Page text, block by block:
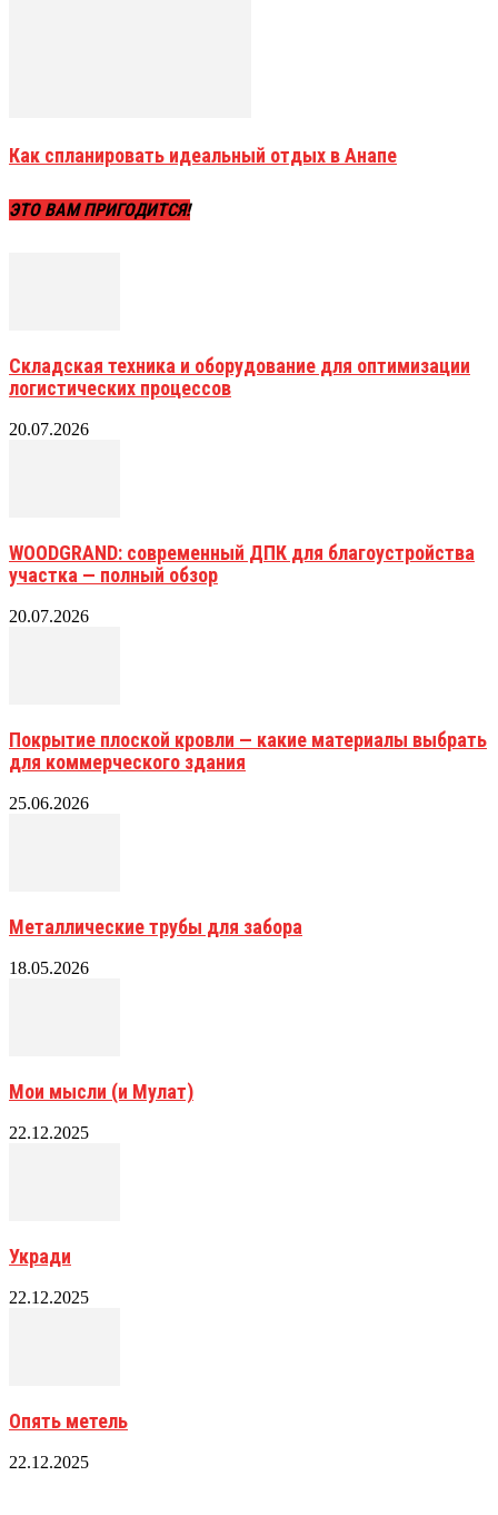
Как спланировать идеальный отдых в Анапе
ЭТО ВАМ ПРИГОДИТСЯ!
Складская техника и оборудование для оптимизации
логистических процессов
20.07.2026
WOODGRAND: современный ДПК для благоустройства
участка — полный обзор
20.07.2026
Покрытие плоской кровли — какие материалы выбрать
для коммерческого здания
25.06.2026
Металлические трубы для забора
18.05.2026
Мои мысли (и Мулат)
22.12.2025
Укради
22.12.2025
Опять метель
22.12.2025